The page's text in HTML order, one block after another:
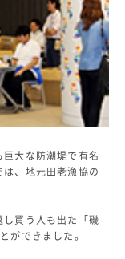
大な防潮堤で有名
、地元田老漁協の
買う人も出た「磯
ができました。